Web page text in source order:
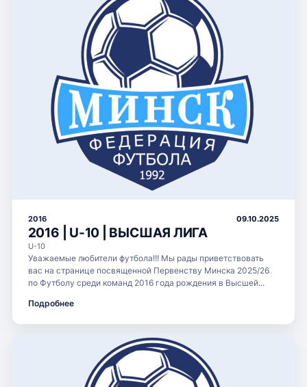
2016 09.10.2025
2016 | U-10 | ВЫСШАЯ ЛИГА
U-10
Уважаемые любители футбола!!! Мы рады приветствовать
вас на странице посвященной Первенству Минска 2025/26
по Футболу среди команд 2016 года рождения в Высшей...
Подробнее